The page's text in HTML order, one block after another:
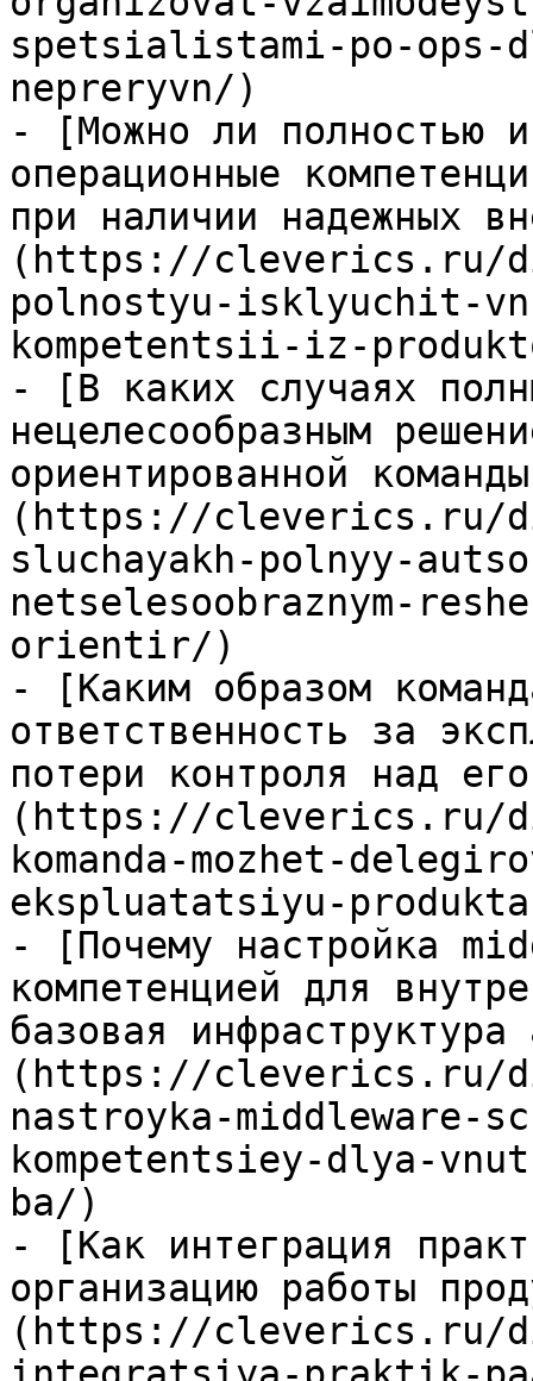
spetsialistami-po-ops-
nepreryvn/)
- [Можно ли полностью
операционные
при наличии надежных
(https://cleverics.ru/
polnostyu-isklyuchit-
kompetentsii-iz-
- [В каких случаях
нецелесообразным
ориентированной
(https://cleverics.ru/
sluchayakh-polnyy-
netselesoobraznym-
orientir/)
- [Каким образом
ответственность за
потери контроля над
(https://cleverics.ru/
komanda-mozhet-
ekspluatatsiyu-
- [Почему настройка
компетенцией для
базовая инфраструктура
(https://cleverics.ru/
nastroyka-middleware-
kompetentsiey-dlya-
ba/)
- [Как интеграция
организацию работы
(https://cleverics.ru/